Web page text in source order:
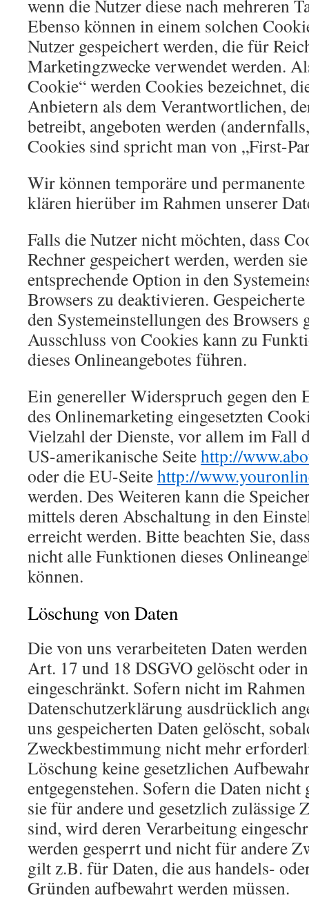
wenn die Nutzer diese nach mehreren
Ebenso können in einem solchen
Nutzer gespeichert werden, die für
Marketingzwecke verwendet werden.
Cookie“ werden Cookies bezeichnet,
Anbietern als dem Verantwortlichen,
betreibt, angeboten werden
Cookies sind spricht man von „First-
Wir können temporäre und
klären hierüber im Rahmen unserer
Falls die Nutzer nicht möchten, dass
Rechner gespeichert werden, werden
entsprechende Option in den
Browsers zu deaktivieren.
den Systemeinstellungen des Browsers
Ausschluss von Cookies kann zu
dieses Onlineangebotes führen.
Ein genereller Widerspruch gegen den
des Onlinemarketing eingesetzten
Vielzahl der Dienste, vor allem im Fall
US-amerikanische Seitehttp://
oder die EU-Seitehttp://
werden. Des Weiteren kann die
mittels deren Abschaltung in den
erreicht werden. Bitte beachten Sie,
nicht alle Funktionen dieses
können.
Löschung von Daten
Die von uns verarbeiteten Daten
Art. 17 und 18 DSGVO gelöscht oder
eingeschränkt. Sofern nicht im
Datenschutzerklärung ausdrücklich
uns gespeicherten Daten gelöscht,
Zweckbestimmung nicht mehr
Löschung keine gesetzlichen
entgegenstehen. Sofern die Daten
sie für andere und gesetzlich zulässige
sind, wird deren Verarbeitung
werden gesperrt und nicht für andere
gilt z.B. für Daten, die aus handels-
Gründen aufbewahrt werden müssen.